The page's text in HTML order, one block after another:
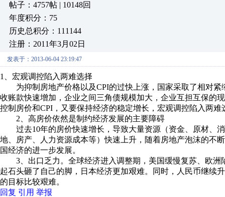
帖子：4757帖 | 10148回
年度积分：75
历史总积分：111144
注册：2011年3月02日
发表于：2013-06-04 23:19:47
1、宏观调控陷入两难选择
为抑制房地产价格以及CPI的过快上涨，国家采取了相对紧
收账款快速增加，企业之间三角债规模加大，企业互担互保的
控制房价和CPI，又要保持经济的稳定增长，宏观调控陷入两难
2、高房价依然是制约经济发展的主要障碍
过去10年的房价快速增长，导致大量资源（资金、原材、
地、房产、人力资源成本等）快速上升，随着房地产泡沫的不
国经济的进一步发展。
3、出口乏力。全球经济进入调整期，美国缓慢复苏、欧洲
起石头砸了自己的脚，日本经济更加艰难。同时，人民币继续
的目标比较艰难。
回复 引用 举报